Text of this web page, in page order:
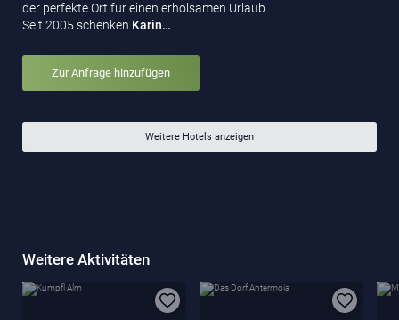
der perfekte Ort für einen erholsamen Urlaub.
Seit 2005 schenken Karin…
Zur Anfrage hinzufügen
Weitere Hotels anzeigen
Weitere Aktivitäten